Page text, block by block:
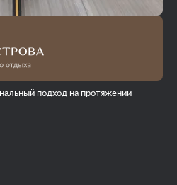
подход на протяжении